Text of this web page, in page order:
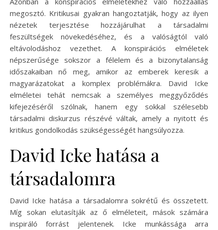
megosztó. Kritikusai gyakran hangoztatják, hogy az ilyen
nézetek terjesztése hozzájárulhat a társadalmi
feszültségek növekedéséhez, és a valóságtól való
eltávolodáshoz vezethet. A konspirációs elméletek
népszerűsége sokszor a félelem és a bizonytalanság
időszakaiban nő meg, amikor az emberek keresik a
magyarázatokat a komplex problémákra. David Icke
elméletei tehát nemcsak a személyes meggyőződés
kifejezéséről szólnak, hanem egy sokkal szélesebb
társadalmi diskurzus részévé váltak, amely a nyitott és
kritikus gondolkodás szükségességét hangsúlyozza.
David Icke hatása a
társadalomra
David Icke hatása a társadalomra sokrétű és összetett.
Míg sokan elutasítják az ő elméleteit, mások számára
inspiráló forrást jelentenek. Icke munkássága arra